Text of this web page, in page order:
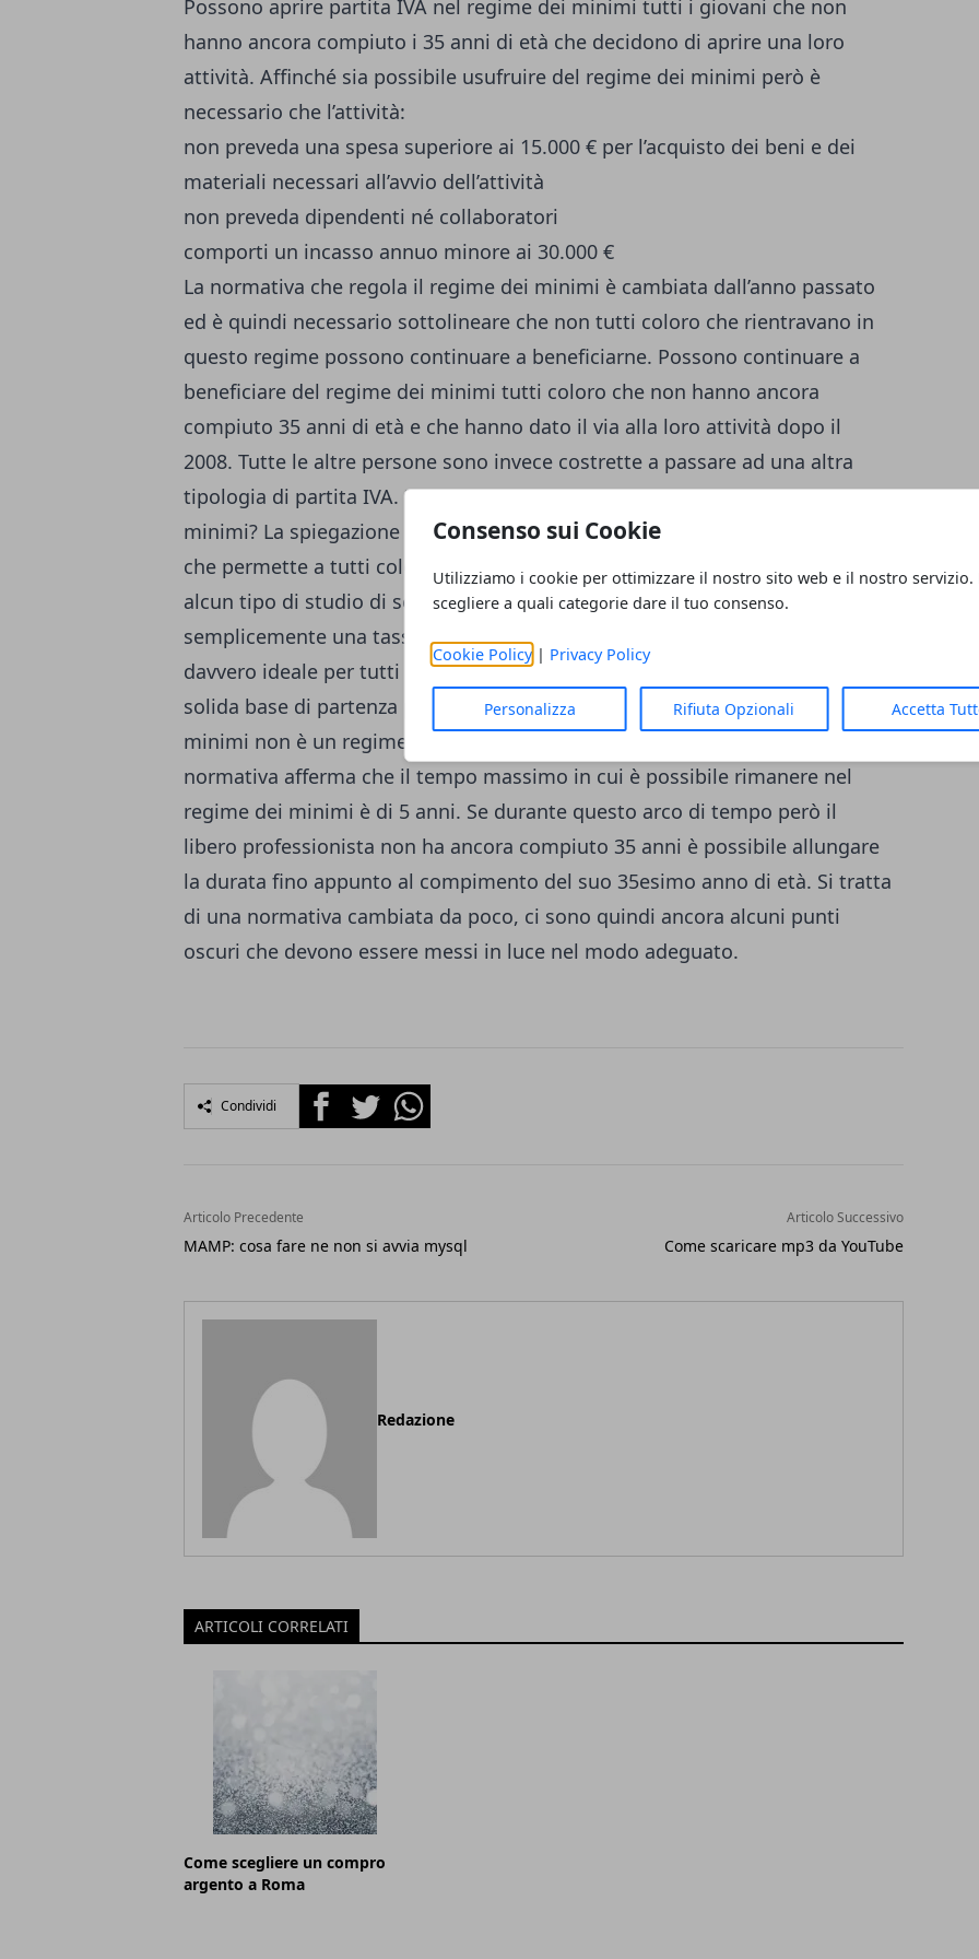
Consenso sui Cookie
Utilizziamo i cookie per ottimizzare il nostro sito web e il nostro servizio.
scegliere a quali categorie dare il tuo consenso.
Cookie Policy| Privacy Policy
Personalizza Rifiuta Opzionali Accetta
Possono aprire partita IVA nel regime dei minimi tutti i giovani che non
hanno ancora compiuto i 35 anni di età che decidono di aprire una loro
attività. Affinché sia possibile usufruire del regime dei minimi però è
necessario che l’attività:
non preveda una spesa superiore ai 15.000 € per l’acquisto dei beni e dei
materiali necessari all’avvio dell’attività
non preveda dipendenti né collaboratori
comporti un incasso annuo minore ai 30.000 €
La normativa che regola il regime dei minimi è cambiata dall’anno passato
ed è quindi necessario sottolineare che non tutti coloro che rientravano in
questo regime possono continuare a beneficiarne. Possono continuare a
beneficiare del regime dei minimi tutti coloro che non hanno ancora
compiuto 35 anni di età e che hanno dato il via alla loro attività dopo il
2008. Tutte le altre persone sono invece costrette a passare ad una altra
tipologia di partita IVA. Perché decidere di aderire a questo regime dei
minimi? La spiegazione è molto semplice. Il regime dei minimi è un regime
che permette a tutti coloro che iniziano un’attività di non essere soggetti ad
alcun tipo di studio di settore, di non essere soggetti all’IVA e di pagare
semplicemente una tassazione pari al 5%. Si tratta insomma di un regime
davvero ideale per tutti i giovani professionisti che vogliono poter avere una
solida base di partenza per il loro futuro. Attenzione però, il regime dei
minimi non è un regime di cui si possa usufruire a tempo indeterminato. La
normativa afferma che il tempo massimo in cui è possibile rimanere nel
regime dei minimi è di 5 anni. Se durante questo arco di tempo però il
libero professionista non ha ancora compiuto 35 anni è possibile allungare
la durata fino appunto al compimento del suo 35esimo anno di età. Si tratta
di una normativa cambiata da poco, ci sono quindi ancora alcuni punti
oscuri che devono essere messi in luce nel modo adeguato.
Condividi FacebookTwitterWhatsapp
Articolo Precedente
MAMP: cosa fare ne non si avvia mysql
Articolo Successivo
Come scaricare mp3 da YouTube
Redazione
ARTICOLI CORRELATI
Come scegliere un compro
argento a Roma